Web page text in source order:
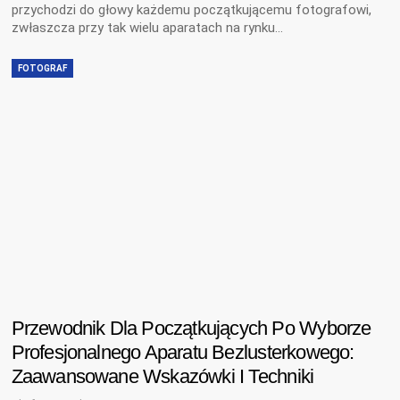
przychodzi do głowy każdemu początkującemu fotografowi,
zwłaszcza przy tak wielu aparatach na rynku…
FOTOGRAF
Przewodnik Dla Początkujących Po Wyborze
Profesjonalnego Aparatu Bezlusterkowego:
Zaawansowane Wskazówki I Techniki